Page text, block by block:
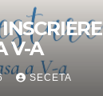
V-A
SECETA